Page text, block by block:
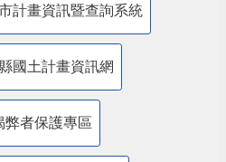
計畫資訊暨查詢系統
國土計畫資訊網
弊者保護專區